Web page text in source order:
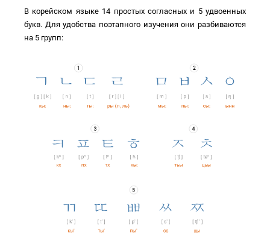
В корейском языке 14 простых согласных и 5 удвоенных
букв. Для удобства поэтапного изучения они разбиваются
на 5 групп: